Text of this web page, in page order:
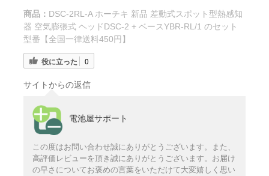
商品： DSC-2RL-A ホーチキ 新品 差動式スポット型熱感知
器 空気膨張式 ヘッドDSC-2 + ベースYBR-RL/1 のセット
型番【全国一律送料450円】
役に立った 0
サイトからの返信
電池屋サポート
この度はお問い合わせ誠にありがとうございます。また、
高評価レビューを頂き誠にありがとうございます。お届け
の早さについてお褒めの言葉をいただけて大変嬉しく思い